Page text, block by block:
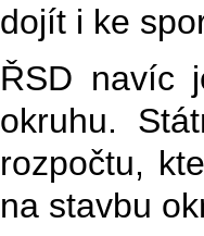
dojít i ke
ŘSD navíc
okruhu.
rozpočtu,
na stavbu